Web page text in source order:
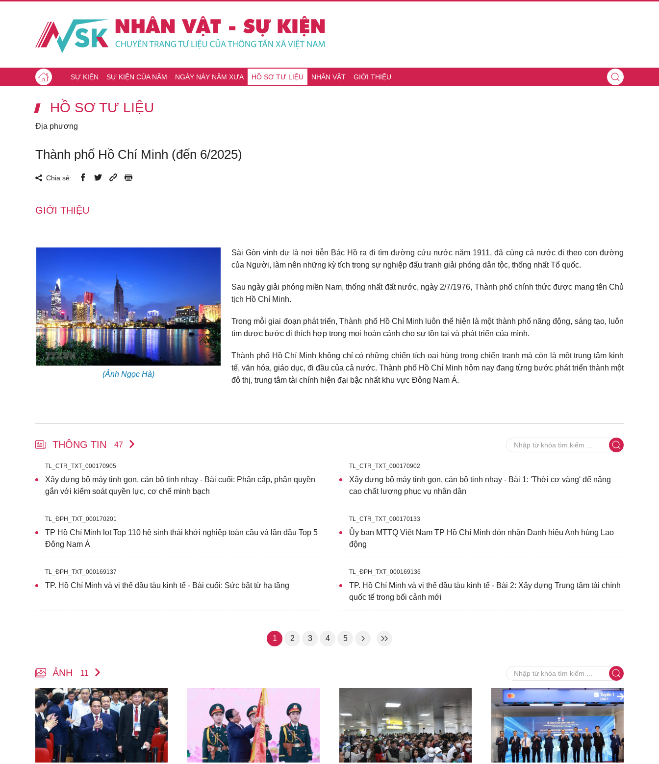
SỰ KIỆN SỰ KIỆN CỦA NĂM NGÀY NÀY NĂM XƯA HỒ SƠ TƯ LIỆU NHÂN VẬT GIỚI THIỆU
HỒ SƠ TƯ LIỆU
Địa phương
Thành phố Hồ Chí Minh (đến 6/2025)
Chia sẻ:
GIỚI THIỆU
(Ảnh Ngọc Hà)
Sài Gòn vinh dự là nơi tiễn Bác Hồ ra đi tìm đường cứu nước năm 1911, đã cùng cả nước đi theo con đường
của Người, làm nên những kỳ tích trong sự nghiệp đấu tranh giải phóng dân tộc, thống nhất Tổ quốc.
Sau ngày giải phóng miền Nam, thống nhất đất nước, ngày 2/7/1976, Thành phố chính thức được mang tên Chủ
tịch Hồ Chí Minh.
Trong mỗi giai đoạn phát triển, Thành phố Hồ Chí Minh luôn thể hiện là một thành phố năng động, sáng tạo, luôn
tìm được bước đi thích hợp trong mọi hoàn cảnh cho sự tồn tại và phát triển của mình.
Thành phố Hồ Chí Minh không chỉ có những chiến tích oai hùng trong chiến tranh mà còn là một trung tâm kinh
tế, văn hóa, giáo dục, đi đầu của cả nước. Thành phố Hồ Chí Minh hôm nay đang từng bước phát triển thành một
đô thị, trung tâm tài chính hiện đại bậc nhất khu vực Đông Nam Á.
THÔNG TIN 47
TL_CTR_TXT_000170905
Xây dựng bộ máy tinh gọn, cán bộ tinh nhạy - Bài cuối: Phân cấp, phân quyền
gắn với kiểm soát quyền lực, cơ chế minh bạch
TL_CTR_TXT_000170902
Xây dựng bộ máy tinh gọn, cán bộ tinh nhạy - Bài 1: 'Thời cơ vàng' để nâng
cao chất lượng phục vụ nhân dân
TL_ĐPH_TXT_000170201
TP Hồ Chí Minh lọt Top 110 hệ sinh thái khởi nghiệp toàn cầu và lần đầu Top 5
Đông Nam Á
TL_CTR_TXT_000170133
Ủy ban MTTQ Việt Nam TP Hồ Chí Minh đón nhận Danh hiệu Anh hùng Lao
động
TL_ĐPH_TXT_000169137
TP. Hồ Chí Minh và vị thế đầu tàu kinh tế - Bài cuối: Sức bật từ hạ tầng
TL_ĐPH_TXT_000169136
TP. Hồ Chí Minh và vị thế đầu tàu kinh tế - Bài 2: Xây dựng Trung tâm tài chính
quốc tế trong bối cảnh mới
1 2 3 4 5
ẢNH 11